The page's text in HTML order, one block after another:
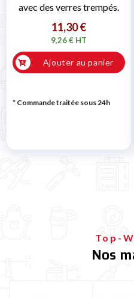
avec des verres trempés.
11,30 €
9,26 € HT
Ajouter au panier
* Commande traitée sous 24h
Top-
Nos